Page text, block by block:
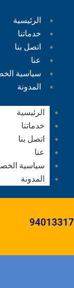
الرئيسية
خدماتنا
اتصل بنا
عنا
سياسية
المدونة
الرئيسية
خدماتنا
اتصل بنا
عنا
سياسية
المدونة
94013317